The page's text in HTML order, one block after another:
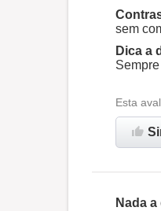
sem
Dica a
Esta
Nada